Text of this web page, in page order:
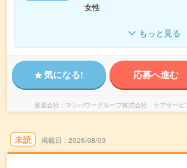
女性
もっと見る
気になる! 応募へ進む
派遣会社 マンパワーグループ株式会社 ケアサービ
未読 掲載日 2026/08/03